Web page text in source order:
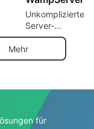
Unkomplizierte
Server-
Testumgebung
Mehr
für